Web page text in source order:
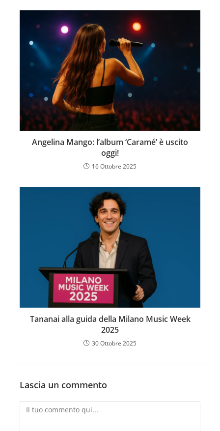
Angelina Mango: l’album ‘Caramé’ è uscito
oggi!
16 Ottobre 2025
Tananai alla guida della Milano Music Week
2025
30 Ottobre 2025
Lascia un commento